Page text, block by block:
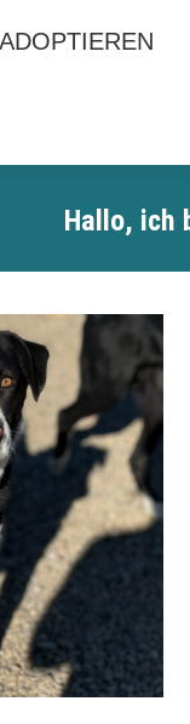
ADOPTIEREN
Hallo, ich
ADOPTIEREN